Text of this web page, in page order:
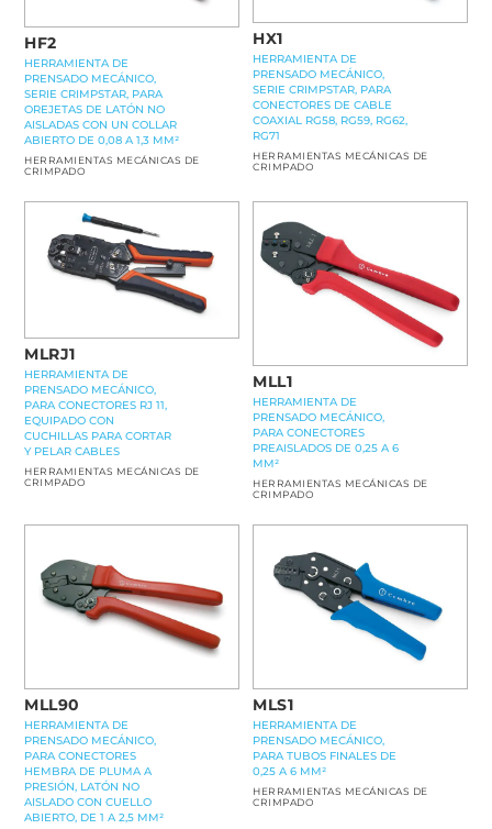
HF2
HERRAMIENTA DE
PRENSADO MECÁNICO,
SERIE CRIMPSTAR, PARA
OREJETAS DE LATÓN NO
AISLADAS CON UN COLLAR
ABIERTO DE 0,08 A 1,3 MM²
HERRAMIENTAS MECÁNICAS DE
CRIMPADO
HX1
HERRAMIENTA DE
PRENSADO MECÁNICO,
SERIE CRIMPSTAR, PARA
CONECTORES DE CABLE
COAXIAL RG58, RG59, RG62,
RG71
HERRAMIENTAS MECÁNICAS DE
CRIMPADO
MLRJ1
HERRAMIENTA DE
PRENSADO MECÁNICO,
PARA CONECTORES RJ 11,
EQUIPADO CON
CUCHILLAS PARA CORTAR
Y PELAR CABLES
HERRAMIENTAS MECÁNICAS DE
CRIMPADO
MLL1
HERRAMIENTA DE
PRENSADO MECÁNICO,
PARA CONECTORES
PREAISLADOS DE 0,25 A 6
MM²
HERRAMIENTAS MECÁNICAS DE
CRIMPADO
MLL90
HERRAMIENTA DE
PRENSADO MECÁNICO,
PARA CONECTORES
HEMBRA DE PLUMA A
PRESIÓN, LATÓN NO
AISLADO CON CUELLO
ABIERTO, DE 1 A 2,5 MM²
MLS1
HERRAMIENTA DE
PRENSADO MECÁNICO,
PARA TUBOS FINALES DE
0,25 A 6 MM²
HERRAMIENTAS MECÁNICAS DE
CRIMPADO